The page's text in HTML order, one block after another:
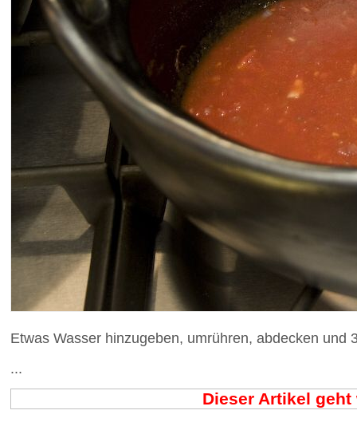
Etwas Wasser hinzugeben, umrühren, abdecken und
...
Dieser Artikel